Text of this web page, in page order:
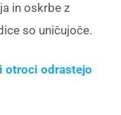
in oskrbe z
so uničujoče.
otroci odrastejo